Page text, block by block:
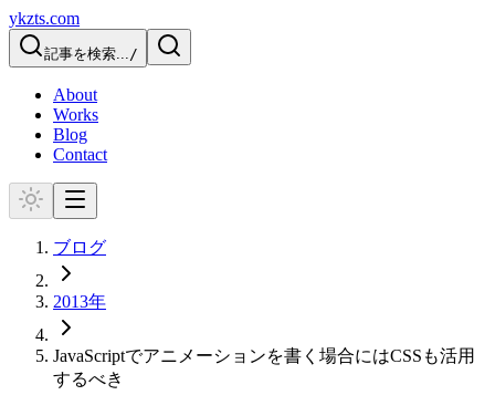
ykzts.com
記事を検索.../
About
Works
Blog
Contact
ブログ
2013年
JavaScriptでアニメーションを書く場合にはCSSも活用
するべき